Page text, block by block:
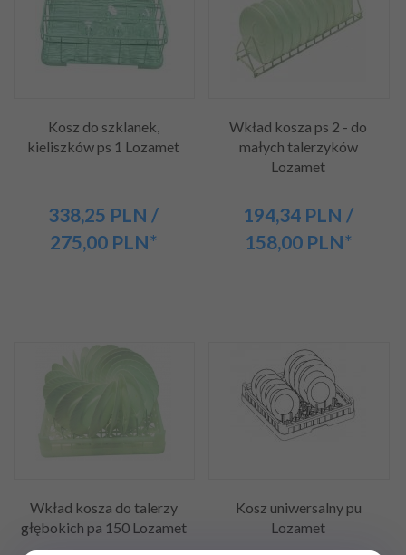
Kosz do szklanek,
kieliszków ps 1 Lozamet
338,25 PLN /
275,00 PLN*
Wkład kosza ps 2 - do
małych talerzyków
Lozamet
194,34 PLN /
158,00 PLN*
Wkład kosza do talerzy
głębokich pa 150 Lozamet
Kosz uniwersalny pu
Lozamet